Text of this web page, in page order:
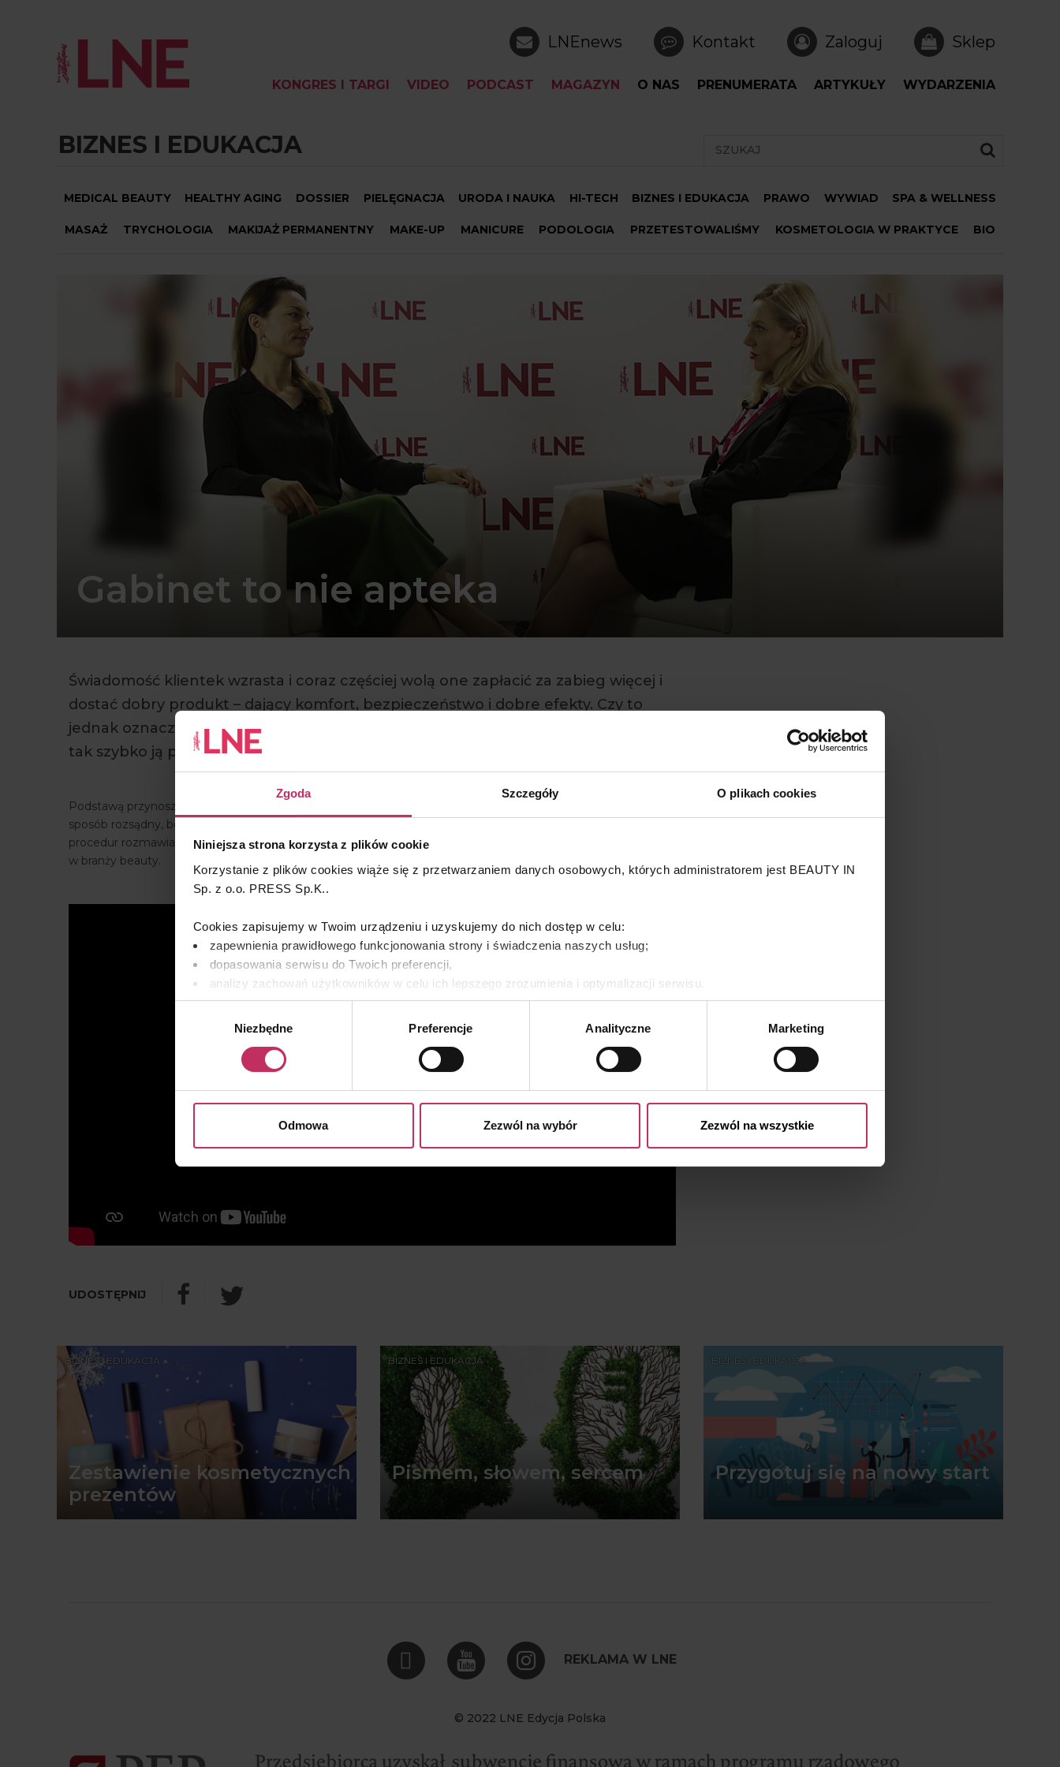
Zgoda Szczegóły O plikach cookies
Niniejsza strona korzysta z plików cookie
Korzystanie z plików cookies wiąże się z przetwarzaniem danych osobowych, których administratorem jest BEAUTY IN
Sp. z o.o. PRESS Sp.K..
Cookies zapisujemy w Twoim urządzeniu i uzyskujemy do nich dostęp w celu:
zapewnienia prawidłowego funkcjonowania strony i świadczenia naszych usług;
dopasowania serwisu do Twoich preferencji,
analizy zachowań użytkowników w celu ich lepszego zrozumienia i optymalizacji serwisu.
remarketingowym, czyli wyświetlania Ci naszych reklam na innych stronach.
osobowych, w tym o sposobie, w jaki my i nasi partnerzy używamy plików cookies oraz o przysługujących Ci prawach
Niezbędne Preferencje Analityczne Marketing
Odmowa Zezwól na wybór Zezwól na wszystkie
LNEnews Kontakt Zaloguj Sklep
KONGRES I TARGI VIDEO PODCAST MAGAZYN O NAS PRENUMERATA ARTYKUŁY WYDARZENIA
BIZNES I EDUKACJA
MEDICAL BEAUTY HEALTHY AGING DOSSIER PIELĘGNACJA URODA I NAUKA HI-TECH BIZNES I EDUKACJA PRAWO WYWIAD SPA & WELLNESS
MASAŻ TRYCHOLOGIA MAKIJAŻ PERMANENTNY MAKE-UP MANICURE PODOLOGIA PRZETESTOWALIŚMY KOSMETOLOGIA W PRAKTYCE BIO
Gabinet to nie apteka
Świadomość klientek wzrasta i coraz częściej wolą one zapłacić za zabieg więcej i
dostać dobry produkt – dający komfort, bezpieczeństwo i dobre efekty. Czy to
jednak oznacza, że walka na ceny znika z branży beauty? Niestety możliwe, że nie
tak szybko ją pożegnamy.
Podstawą przynoszącą dobre efekty finansowe jest tworzenie procedur i receptur zabiegowych, jednak w
sposób rozsądny, bo salon urody to nie apteka. O tworzeniu budżetów, wyliczaniu kosztów i tworzeniu
procedur rozmawiamy z Anną Tafelską, ekspertką z zakresu marketingu, sprzedaży i zarządzania przychodami
w branży beauty.
BIZNES I EDUKACJA
Zestawienie kosmetycznych
prezentów
BIZNES I EDUKACJA
Pismem, słowem, sercem
BIZNES I EDUKACJA
Przygotuj się na nowy start
REKLAMA W LNE
© 2022 LNE Edycja Polska